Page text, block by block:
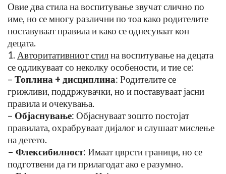
Овие два стила на воспитување звучат слично по
име, но се многу различни по тоа како родителите
поставуваат правила и како се однесуваат кон
децата.
1. Авторитативниот стилна воспитување на децата
се одликуваат со неколку особености, и тие се:
– Топлина + дисциплина: Родителите се
грижливи, поддржувачки, но и поставуваат јасни
правила и очекувања.
– Објаснување: Објаснуваат зошто постојат
правилата, охрабруваат дијалог и слушаат мислење
на детето.
– Флексибилност: Имаат цврсти граници, но се
подготвени да ги прилагодат ако е разумно.